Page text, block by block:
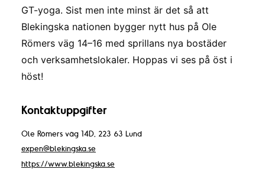
GT-yoga. Sist men inte minst är det så att
Blekingska nationen bygger nytt hus på Ole
Römers väg 14–16 med sprillans nya bostäder
och verksamhetslokaler. Hoppas vi ses på öst i
höst!
Kontaktuppgifter
Ole Römers väg 14D, 223 63 Lund
expen@blekingska.se
https://www.blekingska.se